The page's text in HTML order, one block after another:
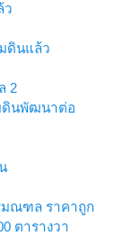
ว
ดินแล้ว
2
ดินพัฒนาต่อ
มณฑล ราคาถูก
ตารางวา